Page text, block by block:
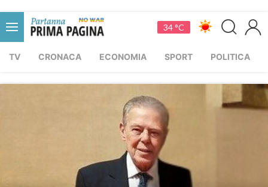
34 °C
TV CRONACA ECONOMIA SPORT POLITICA